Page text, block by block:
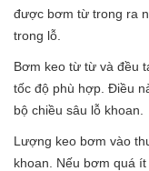
được bơm từ trong ra
trong lỗ.
Bơm keo từ từ và đều
tốc độ phù hợp. Điều
bộ chiều sâu lỗ khoan.
Lượng keo bơm vào
khoan. Nếu bơm quá